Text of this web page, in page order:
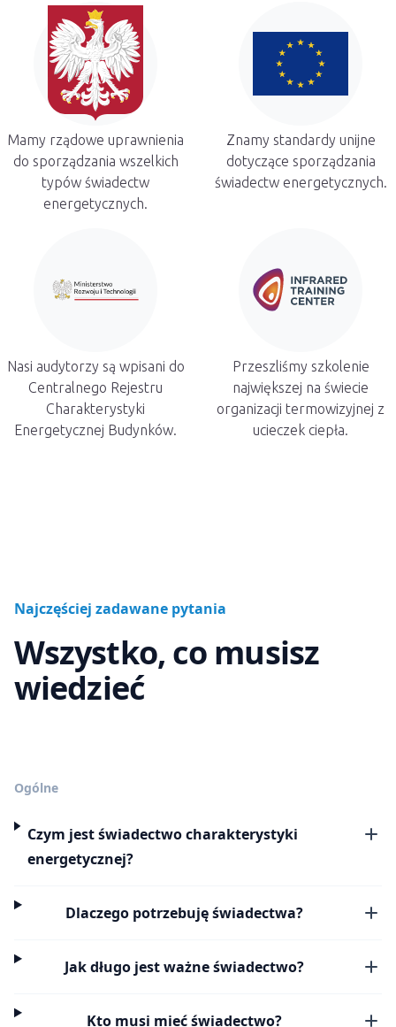
Mamy rządowe uprawnienia
do sporządzania wszelkich
typów świadectw
energetycznych.
Znamy standardy unijne
dotyczące sporządzania
świadectw energetycznych.
Nasi audytorzy są wpisani do
Centralnego Rejestru
Charakterystyki
Energetycznej Budynków.
Przeszliśmy szkolenie
największej na świecie
organizacji termowizyjnej z
ucieczek ciepła.
Najczęściej zadawane pytania
Wszystko, co musisz
wiedzieć
Ogólne
Czym jest świadectwo charakterystyki
energetycznej?
Dlaczego potrzebuję świadectwa?
Jak długo jest ważne świadectwo?
Kto musi mieć świadectwo?